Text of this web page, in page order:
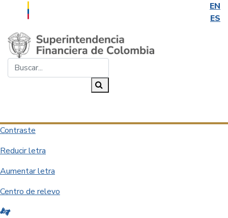
EN
ES
Saltar al contenido principal
Contraste
Reducir letra
Aumentar letra
Centro de relevo